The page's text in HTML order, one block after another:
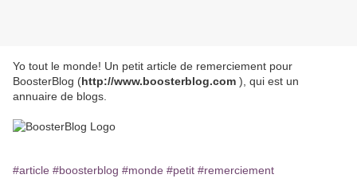
Yo tout le monde! Un petit article de remerciement pour
BoosterBlog (http://www.boosterblog.com ), qui est un
annuaire de blogs.
#article #boosterblog #monde #petit #remerciement